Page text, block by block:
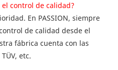
el control de calidad?
En PASSION, siempre
de calidad desde el
fábrica cuenta con las
etc.